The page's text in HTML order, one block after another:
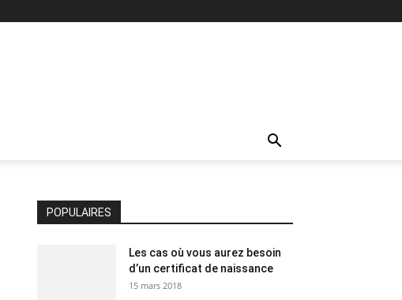
POPULAIRES
Les cas où vous aurez besoin
d’un certificat de naissance
15 mars 2018